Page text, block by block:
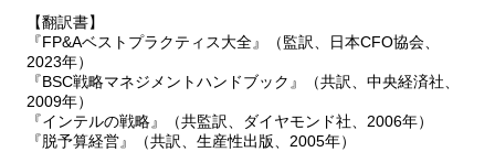
【翻訳書】
『FP&Aベストプラクティス大全』（監訳、日本CFO協会、
2023年）
『BSC戦略マネジメントハンドブック』（共訳、中央経済社、
2009年）
『インテルの戦略』（共監訳、ダイヤモンド社、2006年）
『脱予算経営』（共訳、生産性出版、2005年）